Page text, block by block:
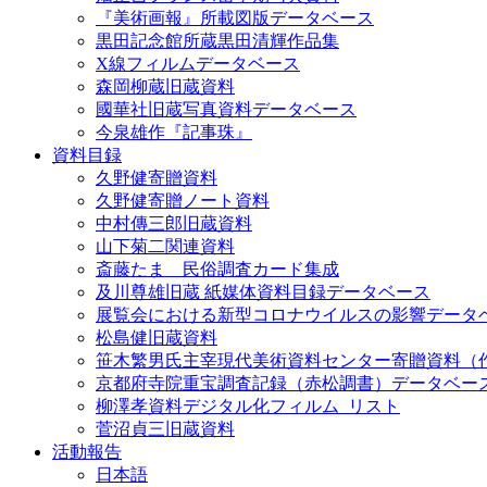
『美術画報』所載図版データベース
黒田記念館所蔵黒田清輝作品集
X線フィルムデータベース
森岡柳蔵旧蔵資料
國華社旧蔵写真資料データベース
今泉雄作『記事珠』
資料目録
久野健寄贈資料
久野健寄贈ノート資料
中村傳三郎旧蔵資料
山下菊二関連資料
斎藤たま 民俗調査カード集成
及川尊雄旧蔵 紙媒体資料目録データベース
展覧会における新型コロナウイルスの影響データ
松島健旧蔵資料
笹木繁男氏主宰現代美術資料センター寄贈資料（
京都府寺院重宝調査記録（赤松調書）データベー
柳澤孝資料デジタル化フィルム_リスト
菅沼貞三旧蔵資料
活動報告
日本語